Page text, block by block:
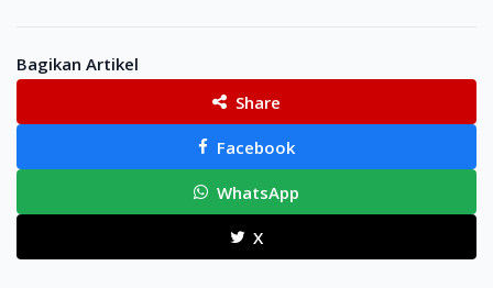
Bagikan Artikel
Share
Facebook
WhatsApp
X